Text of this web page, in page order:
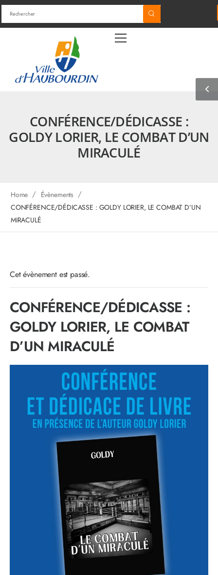
CONFÉRENCE/DÉDICASSE :
GOLDY LORIER, LE COMBAT D’UN
MIRACULÉ
Home / Évènements /
CONFÉRENCE/DÉDICASSE : GOLDY LORIER, LE COMBAT D’UN
MIRACULÉ
Cet évènement est passé.
CONFÉRENCE/DÉDICASSE :
GOLDY LORIER, LE COMBAT
D’UN MIRACULÉ